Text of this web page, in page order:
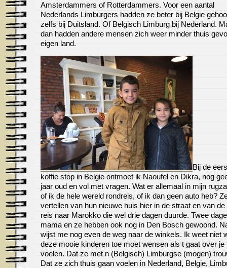
Amsterdammers of Rotterdammers. Voor een aantal
Nederlands Limburgers hadden ze beter bij Belgie
zelfs bij Duitsland. Of Belgisch Limburg bij Nederland.
dan hadden andere mensen zich weer minder thuis
eigen land.
Bij de
koffie stop in Belgie ontmoet ik Naoufel en Dikra, nog
jaar oud en vol met vragen. Wat er allemaal in mijn
of ik de hele wereld rondreis, of ik dan geen auto heb?
vertellen van hun nieuwe huis hier in de straat en van de
reis naar Marokko die wel drie dagen duurde. Twee
mama en ze hebben ook nog in Den Bosch gewoond.
wijst me nog even de weg naar de winkels. Ik weet niet
deze mooie kinderen toe moet wensen als t gaat over je
voelen. Dat ze met n (Belgisch) Limburgse (mogen)
Dat ze zich thuis gaan voelen in Nederland, Belgie,